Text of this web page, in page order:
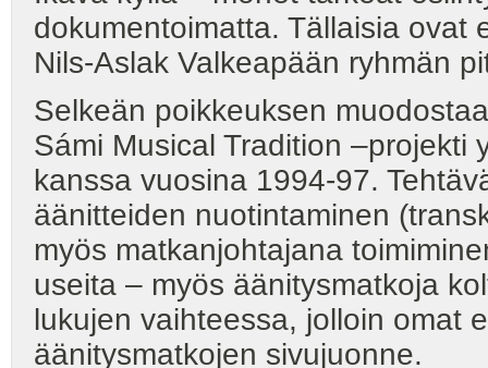
dokumentoimatta. Tällaisia ovat
Nils-Aslak Valkeapään ryhmän
Selkeän poikkeuksen
Sámi Musical Tradition –projekti
kanssa vuosina 1994-97.
äänitteiden nuotintaminen
myös matkanjohtajana
useita – myös äänitysmatkoja
lukujen vaihteessa, jolloin omat
äänitysmatkojen sivujuonne.